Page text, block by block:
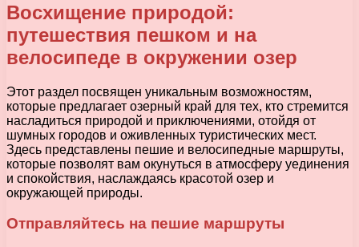
Восхищение природой:
путешествия пешком и на
велосипеде в окружении озер
Этот раздел посвящен уникальным возможностям,
которые предлагает озерный край для тех, кто стремится
насладиться природой и приключениями, отойдя от
шумных городов и оживленных туристических мест.
Здесь представлены пешие и велосипедные маршруты,
которые позволят вам окунуться в атмосферу уединения
и спокойствия, наслаждаясь красотой озер и
окружающей природы.
Отправляйтесь на пешие маршруты